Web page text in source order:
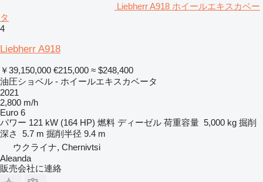
Liebherr A918 ホイールエキスカベー
タ
4
Liebherr A918
￥39,150,000 €215,000 ≈ $248,400
油圧ショベル - ホイールエキスカベータ
2021
2,800 m/h
Euro 6
パワー 121 kW (164 HP) 燃料 ディーゼル 荷重容量 5,000 kg 掘削
深さ
5.7 m 掘削半径 9.4 m
ウクライナ, Chernivtsi
Aleanda
販売会社に連絡